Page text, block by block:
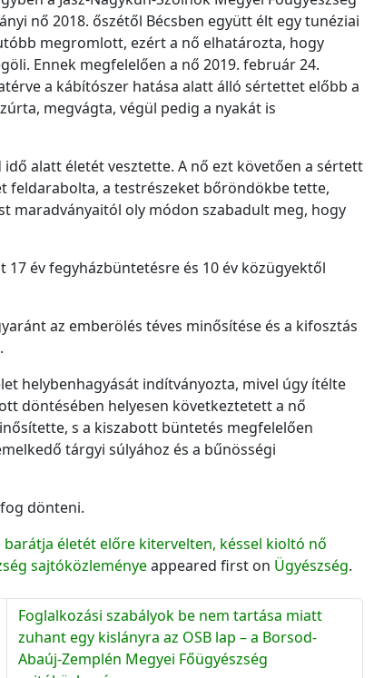
nő 2018. őszétől Bécsben együtt élt egy tunéziai
megromlott, ezért a nő elhatározta, hogy
Ennek megfelelően a nő 2019. február 24.
a kábítószer hatása alatt álló sértettet előbb a
megvágta, végül pedig a nyakát is
alatt életét vesztette. A nő ezt követően a sértett
feldarabolta, a testrészeket bőröndökbe tette,
maradványaitól oly módon szabadult meg, hogy
17 év fegyházbüntetésre és 10 év közügyektől
az emberölés téves minősítése és a kifosztás
helybenhagyását indítványozta, mivel úgy ítélte
döntésében helyesen következtetett a nő
s a kiszabott büntetés megfelelően
tárgyi súlyához és a bűnösségi
dönteni.
életét előre kitervelten, késsel kioltó nő
sajtóközleményeappeared first on Ügyészség.
Foglalkozási szabályok be nem tartása miatt
zuhant egy kislányra az OSB lap – a Borsod-
Abaúj-Zemplén Megyei Főügyészség